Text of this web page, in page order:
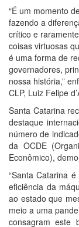
“É um momento
fazendo a
crítico e
coisas virtuosas
é uma forma de
governadores,
nossa história,”
CLP, Luiz Felipe
Santa Catarina
destaque
número de
da OCDE
Econômico),
“Santa Catarina
eficiência da
ao estado que
meio a uma
consagram este